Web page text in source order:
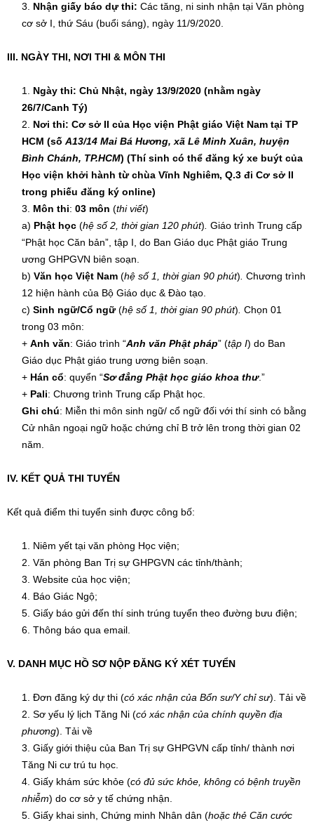
Nhận giấy báo dự thi: Các tăng, ni sinh nhận tại Văn phòng
cơ sở I, thứ Sáu (buổi sáng), ngày 11/9/2020.
III. NGÀY THI, NƠI THI & MÔN THI
Ngày thi: Chủ Nhật, ngày 13/9/2020 (nhằm ngày
26/7/Canh Tý)
Nơi thi: Cơ sở II của Học viện Phật giáo Việt Nam tại TP
HCM (số A13/14 Mai Bá Hương, xã Lê Minh Xuân, huyện
Bình Chánh, TP.HCM) (Thí sinh có thể đăng ký xe buýt của
Học viện khởi hành từ chùa Vĩnh Nghiêm, Q.3 đi Cơ sở II
trong phiếu đăng ký online)
Môn thi: 03 môn (thi viết)
a) Phật học (hệ số 2, thời gian 120 phút) Giáo trình Trung cấp
“Phật học Căn bản”, tập I, do Ban Giáo dục Phật giáo Trung
ương GHPGVN biên soạn.
b) Văn học Việt Nam (hệ số 1, thời gian 90 phút) Chương trình
12 hiện hành của Bộ Giáo dục & Đào tạo.
c) Sinh ngữ/Cổ ngữ(hệ số 1, thời gian 90 phút) Chọn 01
trong 03 môn:
+ Anh văn: Giáo trình “Anh văn Phật pháp” (tập I) do Ban
Giáo dục Phật giáo trung ương biên soạn.
+ Hán cổ: quyển “Sơ đẳng Phật học giáo khoa thư.”
+ Pali: Chương trình Trung cấp Phật học.
Ghi chú: Miễn thi môn sinh ngữ/ cổ ngữ đối với thí sinh có bằng
Cử nhân ngoại ngữ hoặc chứng chỉ B trở lên trong thời gian 02
năm.
IV. KẾT QUẢ THI TUYỂN
Kết quả điểm thi tuyển sinh được công bố:
Niêm yết tại văn phòng Học viện;
Văn phòng Ban Trị sự GHPGVN các tỉnh/thành;
Website của học viện;
Báo Giác Ngộ;
Giấy báo gửi đến thí sinh trúng tuyển theo đường bưu điện;
Thông báo qua email.
V. DANH MỤC HỒ SƠ NỘP ĐĂNG KÝ XÉT TUYỂN
Đơn đăng ký dự thi (có xác nhận của Bổn sư/Y chỉ sư). Tải về
Sơ yếu lý lịch Tăng Ni (có xác nhận của chính quyền địa
phương). Tải về
Giấy giới thiệu của Ban Trị sự GHPGVN cấp tỉnh/ thành nơi
Tăng Ni cư trú tu học.
Giấy khám sức khỏe (có đủ sức khỏe, không có bệnh truyền
nhiễm) do cơ sở y tế chứng nhận.
Giấy khai sinh, Chứng minh Nhân dân (hoặc thẻ Căn cước